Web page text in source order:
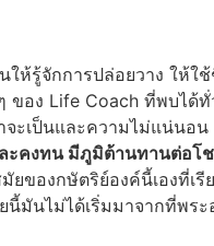
ห้รู้จักการปล่อยวาง ให้
ของ Life Coach ที่พบได้ทั่
จะเป็นและความไม่แน่นอ
ละคงทน มีภูมิต้านทานต่อโ
องกษัตริย์องค์นี้เองที่เรี
มันไม่ได้เริ่มมาจากที่พร